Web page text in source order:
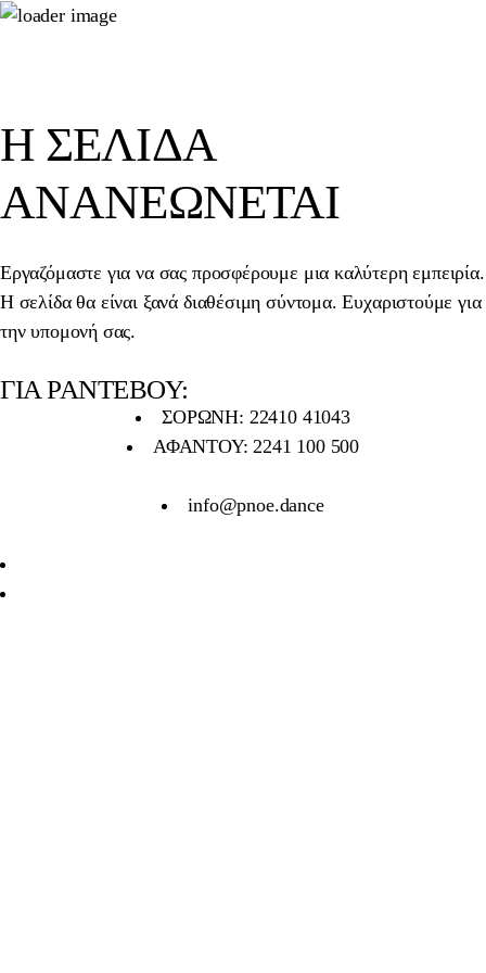
Η ΣΕΛΊΔΑ
ΑΝΑΝΕΏΝΕΤΑΙ
Εργαζόμαστε για να σας προσφέρουμε μια καλύτερη εμπειρία.
Η σελίδα θα είναι ξανά διαθέσιμη σύντομα. Ευχαριστούμε για
την υπομονή σας.
ΓΙΑ ΡΑΝΤΕΒΟΥ:
ΣΟΡΩΝΗ: 22410 41043
ΑΦΑΝΤΟΥ: 2241 100 500
info@pnoe.dance